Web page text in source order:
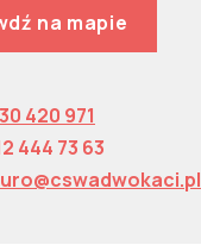
na mapie
420 971
444 73 63